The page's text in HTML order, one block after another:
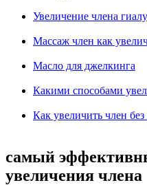
Увеличение члена
Массаж член как
Масло для джелкинга
Какими способами
Как увеличить член
самый
увеличения члена